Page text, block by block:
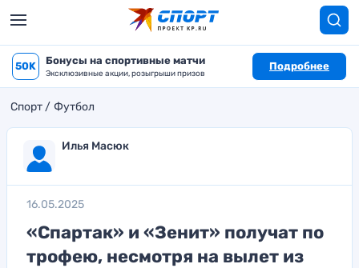
50K Бонусы на спортивные матчи
Эксклюзивные акции, розыгрыши призов
Подробнее
Спорт Футбол
Илья Масюк
16.05.2025
«Спартак» и «Зенит» получат по
трофею, несмотря на вылет из